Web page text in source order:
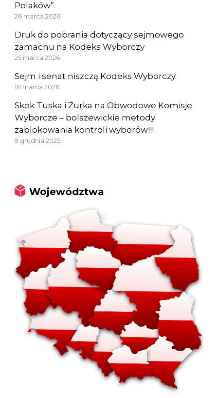
Polaków”
26 marca 2026
Druk do pobrania dotyczący sejmowego
zamachu na Kodeks Wyborczy
25 marca 2026
Sejm i senat niszczą Kodeks Wyborczy
18 marca 2026
Skok Tuska i Żurka na Obwodowe Komisje
Wyborcze – bolszewickie metody
zablokowania kontroli wyborów!!!
9 grudnia 2025
Województwa